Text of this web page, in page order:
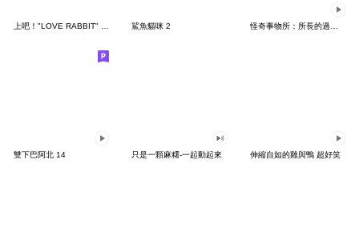
鯊魚貓咪 2
雙下巴阿北 14 只是一顆麻糬-一起動起來 伸縮自如的雞與鴨 超好笑